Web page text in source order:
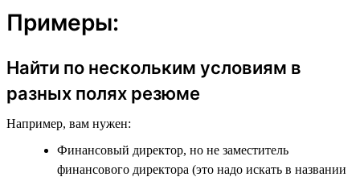
Примеры:
Найти по нескольким условиям в
разных полях резюме
Например, вам нужен:
Финансовый директор, но не заместитель
финансового директора (это надо искать в названии